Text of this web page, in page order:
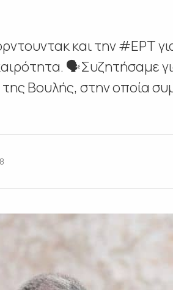
και την #ΕΡΤ για
🗣️Συζητήσαμε
Βουλής, στην οποία